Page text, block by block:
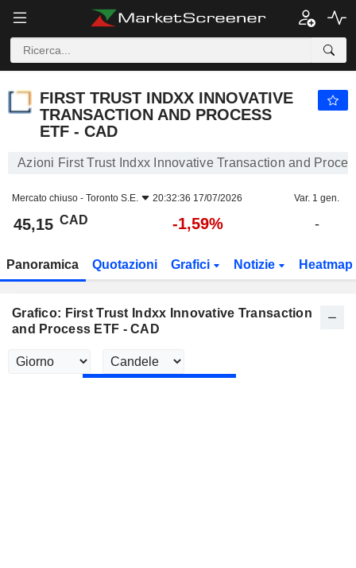
FIRST TRUST INDXX INNOVATIVE
TRANSACTION AND PROCESS
ETF - CAD
Azioni First Trust Indxx Innovative Transaction and
Mercato chiuso - Toronto S.E. 20:32:36 17/07/2026 Var. 1 gen.
45,15 CAD -1,59% -
Panoramica Quotazioni Grafici Notizie Heatmap
Grafico: First Trust Indxx Innovative Transaction
and Process ETF - CAD